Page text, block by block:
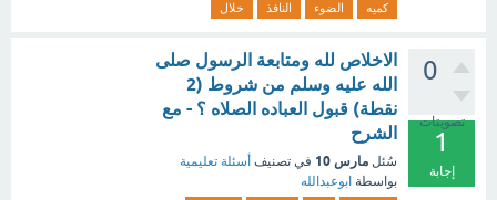
كميه
الضوء النافذ خلال
0
تصويتات
1
إجابة
الاخلاص لله ومتابعة الرسول صلى
الله عليه وسلم من شروط (2
نقطة) قبول العباده الصلاه ؟ - مع
الشرح
سُئل مارس 10 في تصنيف أسئلة تعليمية
بواسطة ابوعبدالله